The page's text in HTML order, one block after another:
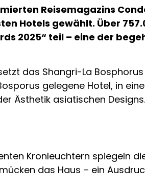
Reisemagazins
Hotels gewählt. Über
2025“ teil – eine der
das Shangri-La
gelegene Hotel, in
Ästhetik asiatischen Designs.
Kronleuchtern spiegeln
das Haus – ein